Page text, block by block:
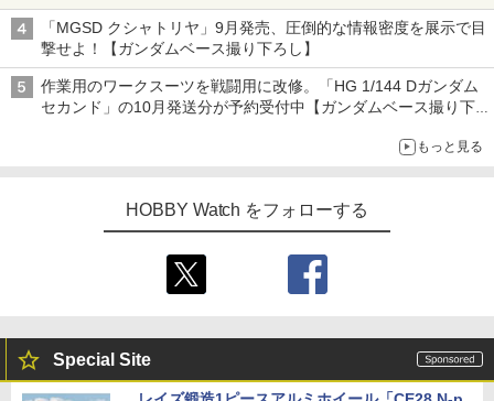
チューバ、テナサクなど5種各3色
「MGSD クシャトリヤ」9月発売、圧倒的な情報密度を展示で目
撃せよ！【ガンダムベース撮り下ろし】
作業用のワークスーツを戦闘用に改修。「HG 1/144 Dガンダム
セカンド」の10月発送分が予約受付中【ガンダムベース撮り下
もっと見る
HOBBY Watch をフォローする
Special Site